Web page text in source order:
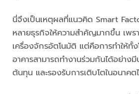
นี่จึงเป็นเหตุผลที่แนวคิด Smart
หลายธุรกิจให้ความสำคัญมากขึ้น เพรา
เครื่องจักรอัตโนมัติ แต่คือการทำให้ทั้ง
อาคารสามารถทำงานร่วมกันได้อย่าง
ต้นทุน และรองรับการเติบโตในอนาคต